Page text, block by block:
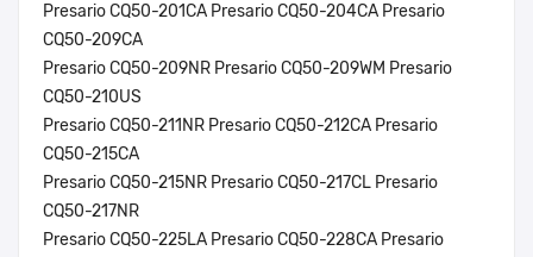
Presario CQ50-201CA Presario CQ50-204CA Presario
CQ50-209CA
Presario CQ50-209NR Presario CQ50-209WM Presario
CQ50-210US
Presario CQ50-211NR Presario CQ50-212CA Presario
CQ50-215CA
Presario CQ50-215NR Presario CQ50-217CL Presario
CQ50-217NR
Presario CQ50-225LA Presario CQ50-228CA Presario